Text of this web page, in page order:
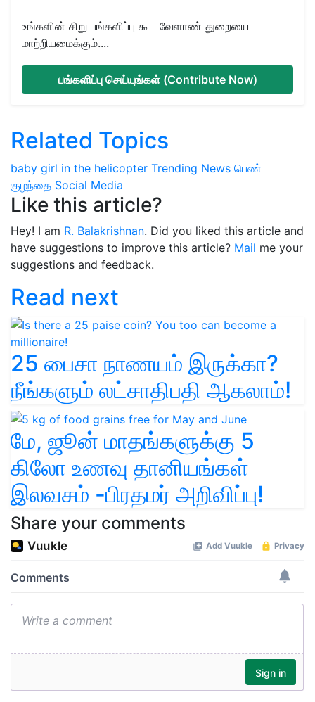
உங்களின் சிறு பங்களிப்பு கூட வேளாண் துறையை
மாற்றியமைக்கும்....
பங்களிப்பு செய்யுங்கள் (Contribute Now)
Related Topics
baby girl in the helicopter Trending News பெண்
குழந்தை Social Media
Like this article?
Hey! I am R. Balakrishnan. Did you liked this article and
have suggestions to improve this article? Mail me your
suggestions and feedback.
Read next
25 பைசா நாணயம் இருக்கா?
நீங்களும் லட்சாதிபதி ஆகலாம்!
மே, ஜூன் மாதங்களுக்கு 5
கிலோ உணவு தானியங்கள்
இலவசம் -பிரதமர் அறிவிப்பு!
Share your comments